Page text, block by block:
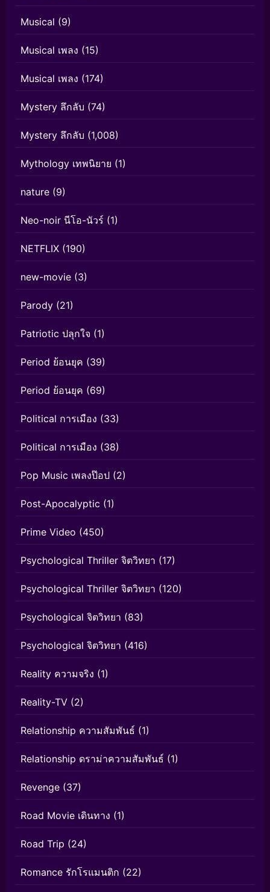
Musical (9)
Musical เพลง (15)
Musical เพลง (174)
Mystery ลึกลับ (74)
Mystery ลึกลับ (1,008)
Mythology เทพนิยาย (1)
nature (9)
Neo-noir นีโอ-นัวร์ (1)
NETFLIX (190)
new-movie (3)
Parody (21)
Patriotic ปลุกใจ (1)
Period ย้อนยุค (39)
Period ย้อนยุค (69)
Political การเมือง (33)
Political การเมือง (38)
Pop Music เพลงป๊อป (2)
Post-Apocalyptic (1)
Prime Video (450)
Psychological Thriller จิตวิทยา (17)
Psychological Thriller จิตวิทยา (120)
Psychological จิตวิทยา (83)
Psychological จิตวิทยา (416)
Reality ความจริง (1)
Reality-TV (2)
Relationship ความสัมพันธ์ (1)
Relationship ดราม่าความสัมพันธ์ (1)
Revenge (37)
Road Movie เดินทาง (1)
Road Trip (24)
Romance รักโรแมนติก (22)